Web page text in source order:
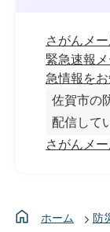
さがんメ
緊急速報
急情報をお
佐賀市の
配信して
さがんメ
ホーム 防